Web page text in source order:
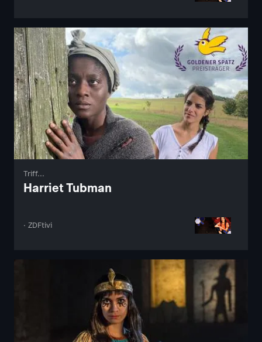
Triff...
Harriet Tubman
· ZDFtivi